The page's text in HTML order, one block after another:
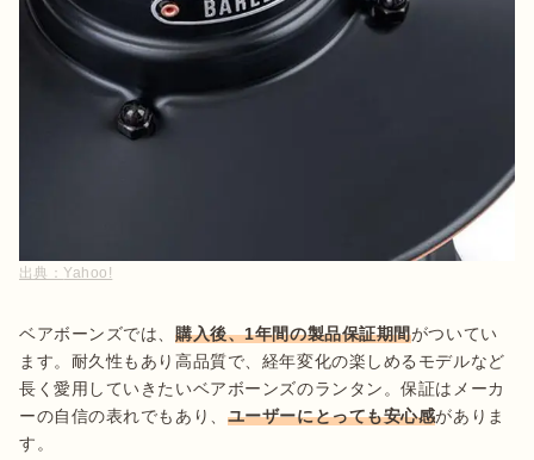
出典：Yahoo!
ベアボーンズでは、購入後、1年間の製品保証期間がついてい
ます。耐久性もあり高品質で、経年変化の楽しめるモデルなど
長く愛用していきたいベアボーンズのランタン。保証はメーカ
ーの自信の表れでもあり、 ユーザーにとっても安心感がありま